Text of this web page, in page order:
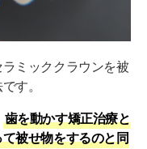
ミッククラウンを被
す。
歯を動かす矯正治療と
被せ物をするのと同